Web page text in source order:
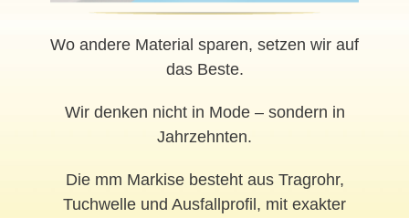
Wo andere Material sparen, setzen wir auf
das Beste.
Wir denken nicht in Mode – sondern in
Jahrzehnten.
Die mm Markise besteht aus Tragrohr,
Tuchwelle und Ausfallprofil, mit exakter